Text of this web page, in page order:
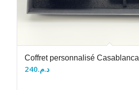
Coffret personnalisé Casablanca
د.م.240